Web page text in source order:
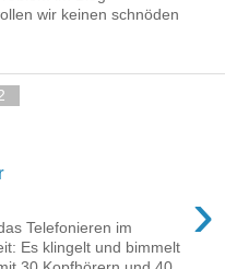
wir keinen schnöden
›
Telefonieren im
Es klingelt und bimmelt